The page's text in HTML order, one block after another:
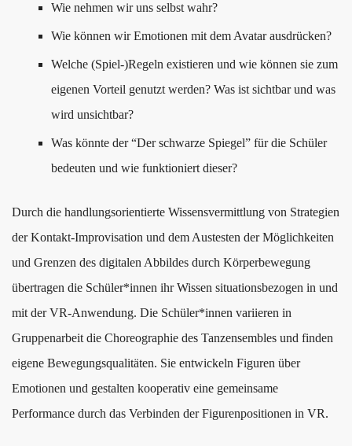
Wie nehmen wir uns selbst wahr?
Wie können wir Emotionen mit dem Avatar ausdrücken?
Welche (Spiel-)Regeln existieren und wie können sie zum
eigenen Vorteil genutzt werden? Was ist sichtbar und was
wird unsichtbar?
Was könnte der “Der schwarze Spiegel” für die Schüler
bedeuten und wie funktioniert dieser?
Durch die handlungsorientierte Wissensvermittlung von Strategien
der Kontakt-Improvisation und dem Austesten der Möglichkeiten
und Grenzen des digitalen Abbildes durch Körperbewegung
übertragen die Schüler*innen ihr Wissen situationsbezogen in und
mit der VR-Anwendung. Die Schüler*innen variieren in
Gruppenarbeit die Choreographie des Tanzensembles und finden
eigene Bewegungsqualitäten. Sie entwickeln Figuren über
Emotionen und gestalten kooperativ eine gemeinsame
Performance durch das Verbinden der Figurenpositionen in VR.